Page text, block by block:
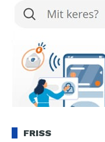
FRISS